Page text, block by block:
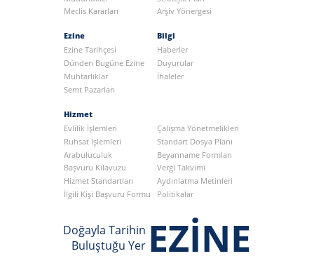
Meclis Kararları
Arşiv Yönergesi
Ezine
Ezine Tarihçesi
Dünden Bugüne Ezine
Muhtarlıklar
Semt Pazarları
Bilgi
Haberler
Duyurular
İhaleler
Hizmet
Evlilik İşlemleri
Çalışma Yönetmelikleri
Ruhsat İşlemleri
Standart Dosya Planı
Arabuluculuk
Beyanname Formları
Başvuru Kılavuzu
Vergi Takvimi
Hizmet Standartları
Aydınlatma Metinleri
İlgili Kişi Başvuru Formu
Politikalar
Doğayla Tarihin
Buluştuğu Yer EZİNE